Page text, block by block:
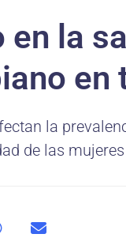
la
la
de las